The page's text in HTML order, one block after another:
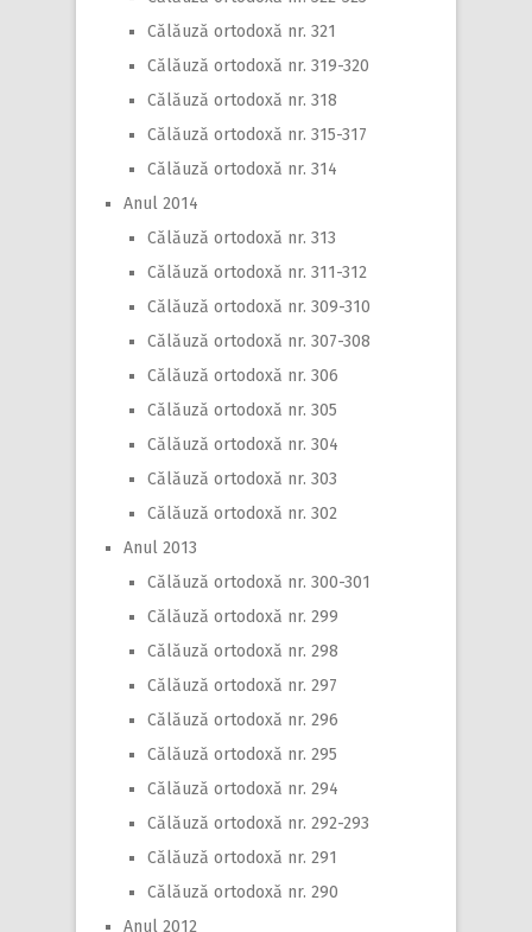
Călăuză ortodoxă nr. 321
Călăuză ortodoxă nr. 319-320
Călăuză ortodoxă nr. 318
Călăuză ortodoxă nr. 315-317
Călăuză ortodoxă nr. 314
Anul 2014
Călăuză ortodoxă nr. 313
Călăuză ortodoxă nr. 311-312
Călăuză ortodoxă nr. 309-310
Călăuză ortodoxă nr. 307-308
Călăuză ortodoxă nr. 306
Călăuză ortodoxă nr. 305
Călăuză ortodoxă nr. 304
Călăuză ortodoxă nr. 303
Călăuză ortodoxă nr. 302
Anul 2013
Călăuză ortodoxă nr. 300-301
Călăuză ortodoxă nr. 299
Călăuză ortodoxă nr. 298
Călăuză ortodoxă nr. 297
Călăuză ortodoxă nr. 296
Călăuză ortodoxă nr. 295
Călăuză ortodoxă nr. 294
Călăuză ortodoxă nr. 292-293
Călăuză ortodoxă nr. 291
Călăuză ortodoxă nr. 290
Anul 2012